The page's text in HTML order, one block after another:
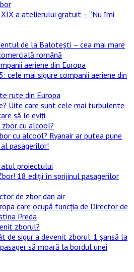
a atelierului gratuit – ”Nu îmi
de la Balotești – cea mai mare
română
cele mai sigure companii aeriene din
Uite care sunt cele mai turbulente
să le eviți
cu alcool? Ryanair ar putea pune
pasagerilor!
proiectului
18 ediții în sprijinul pasagerilor
care ocupă funcția de Director de
Preda
de sigur a devenit zborul. 1 șansă la
să moară la bordul unei